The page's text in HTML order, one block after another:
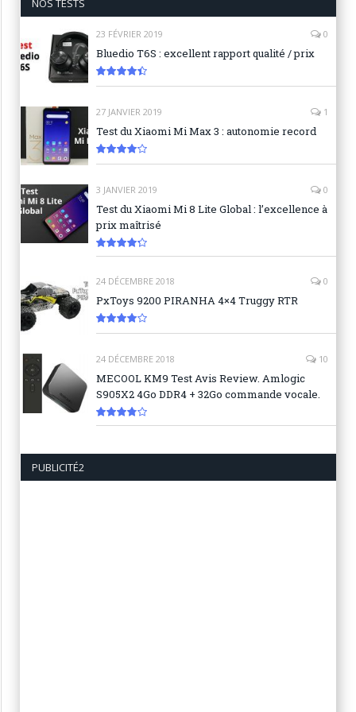
NOS TESTS
23 FÉVRIER 2019 0
Bluedio T6S : excellent rapport qualité / prix
8.9
27 JANVIER 2019 1
Test du Xiaomi Mi Max 3 : autonomie record
8.3
3 JANVIER 2019 0
Test du Xiaomi Mi 8 Lite Global : l’excellence à
prix maîtrisé
24 DÉCEMBRE 2018 0
PxToys 9200 PIRANHA 4×4 Truggy RTR
8.1
24 DÉCEMBRE 2018 10
MECOOL KM9 Test Avis Review. Amlogic
S905X2 4Go DDR4 + 32Go commande vocale.
PUBLICITÉ2